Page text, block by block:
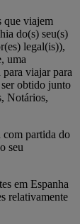
que viajem
do(s) seu(s)
legal(is)),
uma
para viajar para
obtido junto
Notários,
com partida do
seu
em Espanha
relativamente